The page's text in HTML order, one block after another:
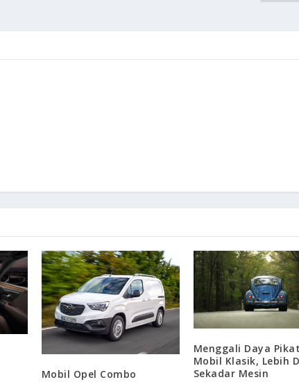
Mobil Opel Combo
Menggali Daya Pikat
Mobil Klasik, Lebih
Sekadar Mesin